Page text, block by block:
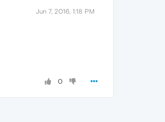
Jun 7, 2016, 1:18 PM
0